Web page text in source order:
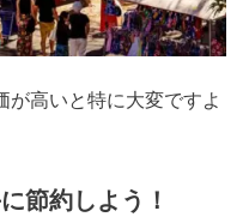
高いと特に大変ですよ
節約しよう！